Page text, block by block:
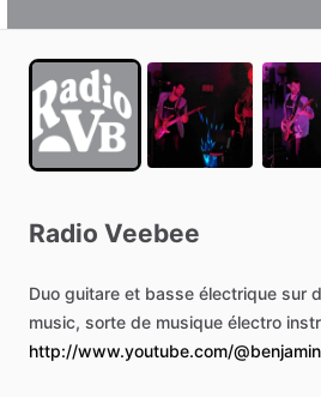
Radio Veebee
Duo guitare et basse électrique sur
music, sorte de musique électro
http://www.youtube.com/